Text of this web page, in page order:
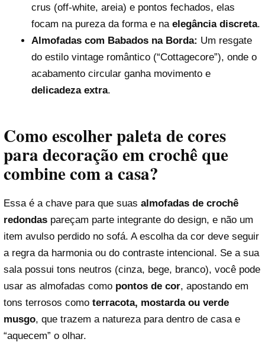
crus (off-white, areia) e pontos fechados, elas
focam na pureza da forma e na elegância discreta.
Almofadas com Babados na Borda: Um resgate
do estilo vintage romântico (“Cottagecore”), onde o
acabamento circular ganha movimento e
delicadeza extra.
Como escolher paleta de cores
para decoração em crochê que
combine com a casa?
Essa é a chave para que suas almofadas de crochê
redondas pareçam parte integrante do design, e não um
item avulso perdido no sofá. A escolha da cor deve seguir
a regra da harmonia ou do contraste intencional. Se a sua
sala possui tons neutros (cinza, bege, branco), você pode
usar as almofadas como pontos de cor, apostando em
tons terrosos como terracota, mostarda ou verde
musgo, que trazem a natureza para dentro de casa e
“aquecem” o olhar.